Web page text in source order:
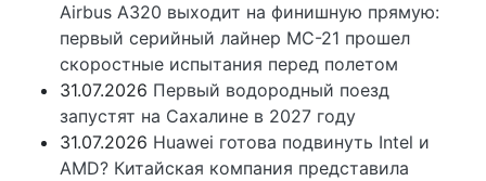
Airbus A320 выходит на финишную прямую:
первый серийный лайнер МС-21 прошел
скоростные испытания перед полетом
31.07.2026 Первый водородный поезд
запустят на Сахалине в 2027 году
31.07.2026 Huawei готова подвинуть Intel и
AMD? Китайская компания представила